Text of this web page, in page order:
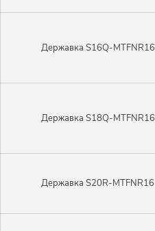
Державка S16Q-MTFNR16
Державка S18Q-MTFNR16
Державка S20R-MTFNR16